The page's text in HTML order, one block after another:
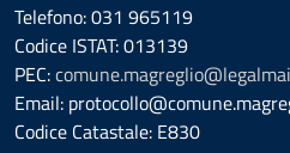
Telefono: 031 965119
Codice ISTAT: 013139
PEC:
Email:
Codice Catastale: E830